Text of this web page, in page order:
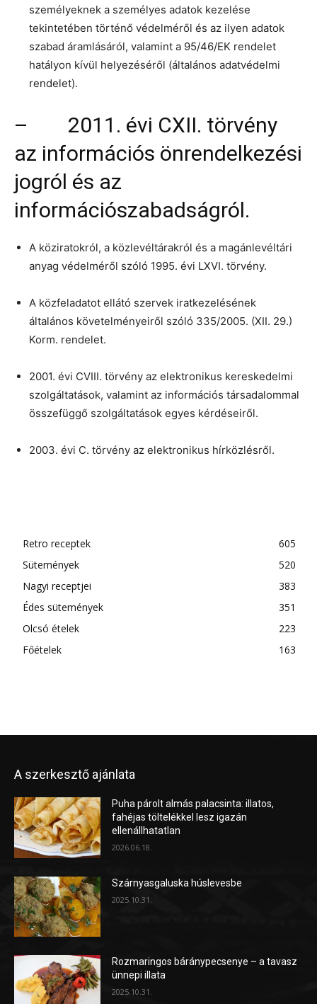
személyeknek a személyes adatok kezelése
tekintetében történő védelméről és az ilyen adatok
szabad áramlásáról, valamint a 95/46/EK rendelet
hatályon kívül helyezéséről (általános adatvédelmi
rendelet).
– 2011. évi CXII. törvény
az információs önrendelkezési
jogról és az
információszabadságról.
A köziratokról, a közlevéltárakról és a magánlevéltári
anyag védelméről szóló 1995. évi LXVI. törvény.
A közfeladatot ellátó szervek iratkezelésének
általános követelményeiről szóló 335/2005. (XII. 29.)
Korm. rendelet.
2001. évi CVIII. törvény az elektronikus kereskedelmi
szolgáltatások, valamint az információs társadalommal
összefüggő szolgáltatások egyes kérdéseiről.
2003. évi C. törvény az elektronikus hírközlésről.
Retro receptek
605
Sütemények
520
Nagyi receptjei
383
Édes sütemények
351
Olcsó ételek
223
Főételek
163
A szerkesztő ajánlata
Puha párolt almás palacsinta: illatos,
fahéjas töltelékkel lesz igazán
ellenállhatatlan
2026.06.18.
Szárnyasgaluska húslevesbe
2025.10.31.
Rozmaringos báránypecsenye – a tavasz
ünnepi illata
2025.10.31.